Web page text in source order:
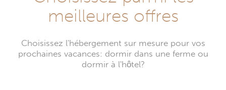
meilleures offres
Choisissez l'hébergement sur mesure pour vos
prochaines vacances: dormir dans une ferme ou
dormir à l'hôtel?